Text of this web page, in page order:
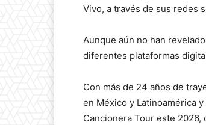
Vivo, a través de sus redes
Aunque aún no han
diferentes plataformas
Con más de 24 años de
en México y Latinoamérica
Cancionera Tour este